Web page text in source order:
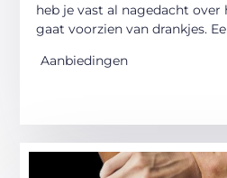
heb je vast al nagedacht over
gaat voorzien van drankjes.
Aanbiedingen